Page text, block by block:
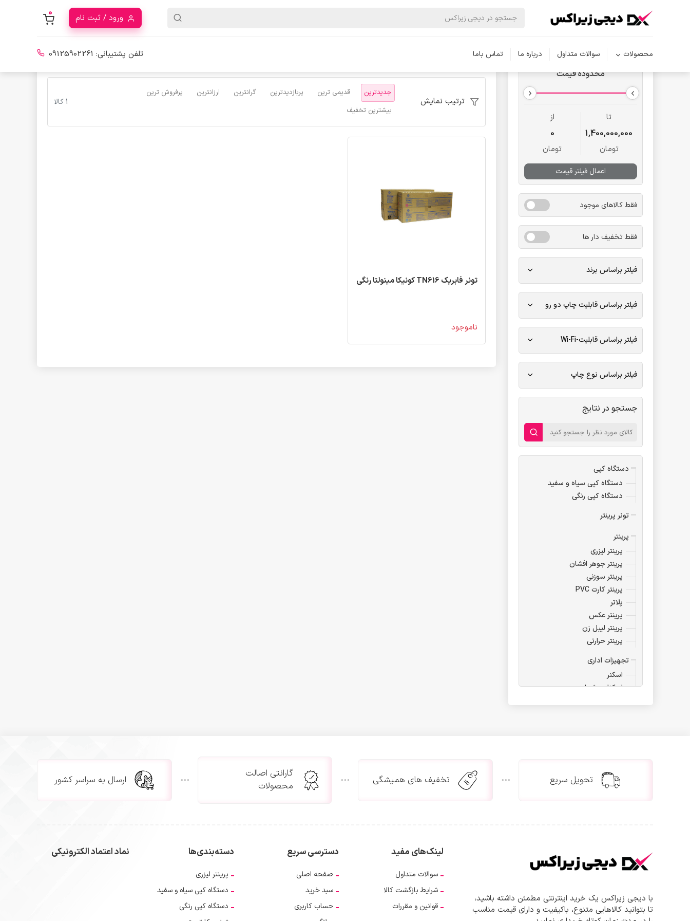
ورود / ثبت نام 0
محصولات سوالات متداول درباره ما تماس باما تلفن پشتیبانی: 09125902261
محدوده قیمت
تا
1,400,000,000
تومان
از
0
تومان
اعمال فیلتر قیمت
فقط کالاهای موجود
فقط تخفیف دار ها
فیلتر براساس برند
فیلتر براساس قابلیت چاپ دو رو
فیلتر براساس قابلیت-Wi-Fi
فیلتر براساس نوع چاپ
جستجو در نتایج
دستگاه کپی
دستگاه کپی سیاه و سفید
دستگاه کپی رنگی
تونر پرینتر
پرینتر
پرینتر لیزری
پرینتر جوهر افشان
پرینتر سوزنی
پرینتر کارت PVC
پلاتر
پرینتر عکس
پرینتر لیبل زن
پرینتر حرارتی
تجهیزات اداری
اسکنر
اسکناس شمار
تجهیزات فروشگاهی
لیبل پرینتر
دیتا پروژکتور
پرده نمایش
لامپ ویدئو پروژکتور
تلفن و فکس
دیجی زیراکس
ترتیب نمایش
جدیدترین قدیمی ترین پربازدیدترین گرانترین ارزانترین
پرفروش ترین
بیشترین تخفیف
1 کالا
تونر فابریک TN616 کونیکا مینولتا رنگی
ناموجود
تحویل سریع تخفیف های همیشگی
گارانتی اصالت
محصولات
ارسال به سراسر کشور
با دیجی زیراکس یک خرید اینترنتی مطمئن داشته باشید،
تا بتوانید کالاهایی متنوع، باکیفیت و دارای قیمت مناسب
لینک‌های مفید
سوالات متداول
شرایط بازگشت کالا
قوانین و مقررات
دسترسی سریع
صفحه اصلی
سبد خرید
حساب کاربری
دسته‌بندی‌ها
پرینتر لیزری
دستگاه کپی سیاه و سفید
دستگاه کپی رنگی
نماد اعتماد الکترونیکی